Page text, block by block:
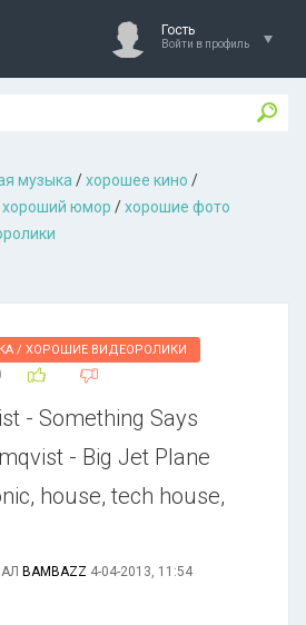
Гость
Войти в профиль
музыкa /хорошее кино /
хороший юмор /хорошие фото
/ ХОРОШИЕ ВИДЕОРОЛИКИ
- Something Says
- Big Jet Plane
house, tech house,
BAMBAZZ 4-04-2013, 11:54